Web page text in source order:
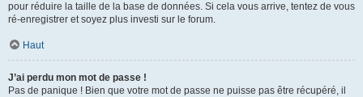
pour réduire la taille de la base de données. Si cela vous arrive, tentez de vous
ré-enregistrer et soyez plus investi sur le forum.
Haut
J’ai perdu mon mot de passe !
Pas de panique ! Bien que votre mot de passe ne puisse pas être récupéré, il